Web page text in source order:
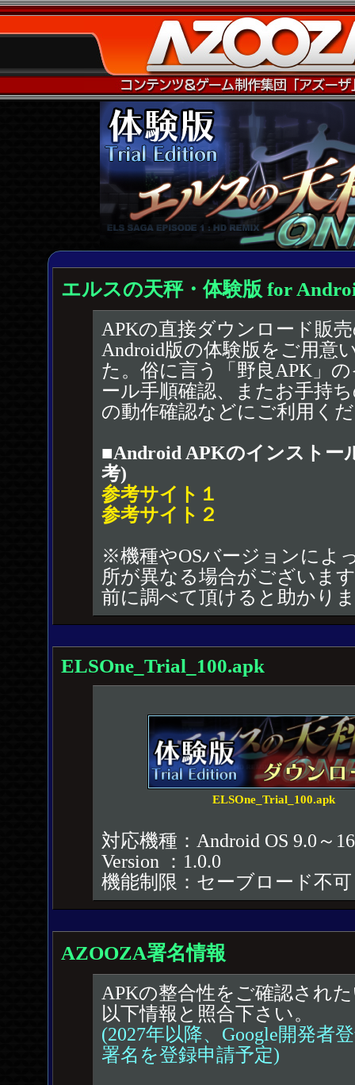
エルスの天秤・体験版 for
APKの直接ダウンロード販
Android版の体験版をご用意
た。俗に言う「野良APK」
ール手順確認、またお手持
の動作確認などにご利用く
■Android APKのインストー
考)
参考サイト１
参考サイト２
※機種やOSバージョンによ
所が異なる場合がございま
前に調べて頂けると助かり
ELSOne_Trial_100.apk
ELSOne_Trial_100.apk
対応機種：Android OS 9.0～
Version ：1.0.0
機能制限：セーブロード不可
AZOOZA署名情報
APKの整合性をご確認され
以下情報と照合下さい。
(2027年以降、Google開発者
署名を登録申請予定)